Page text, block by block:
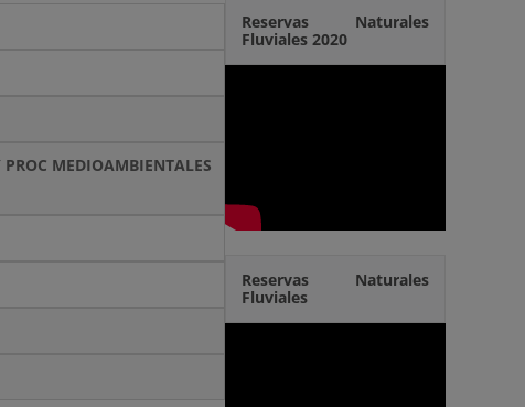
MEDIOAMBIENTALES
Reservas Naturales
Fluviales 2020
Reservas Naturales
Fluviales